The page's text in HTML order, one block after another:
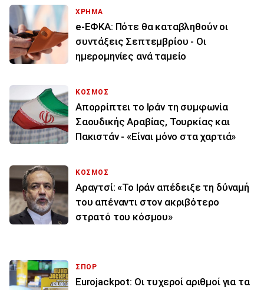
ΧΡΗΜΑ
e-ΕΦΚΑ: Πότε θα καταβληθούν οι
συντάξεις Σεπτεμβρίου - Οι
ημερομηνίες ανά ταμείο
ΚΟΣΜΟΣ
Απορρίπτει το Ιράν τη συμφωνία
Σαουδικής Αραβίας, Τουρκίας και
Πακιστάν - «Είναι μόνο στα χαρτιά»
ΚΟΣΜΟΣ
Αραγτσί: «Το Ιράν απέδειξε τη δύναμή
του απέναντι στον ακριβότερο
στρατό του κόσμου»
ΣΠΟΡ
Eurojackpot: Οι τυχεροί αριθμοί για τα